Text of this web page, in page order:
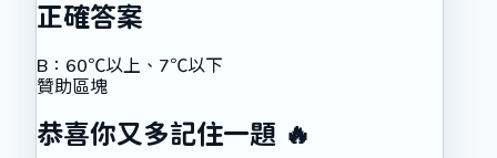
正確答案
B ： 60℃以上、7℃以下
贊助區塊
恭喜你又多記住一題 🔥